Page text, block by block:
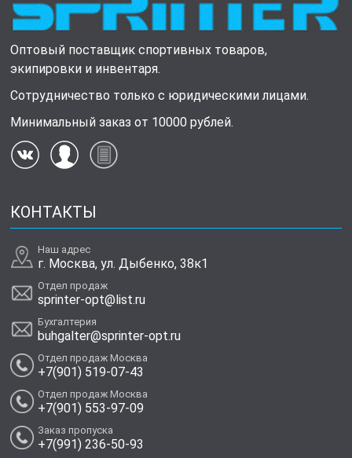
Оптовый поставщик спортивных товаров,
экипировки и инвентаря.
Сотрудничество только с юридическими лицами.
Минимальный заказ от 10000 рублей.
КОНТАКТЫ
Наш адрес
г. Москва, ул. Дыбенко, 38к1
Отдел продаж
sprinter-opt@list.ru
Бухгалтерия
buhgalter@sprinter-opt.ru
Отдел продаж Москва
+7(901) 519-07-43
Отдел продаж Москва
+7(901) 553-97-09
Заказ пропуска
+7(991) 236-50-93